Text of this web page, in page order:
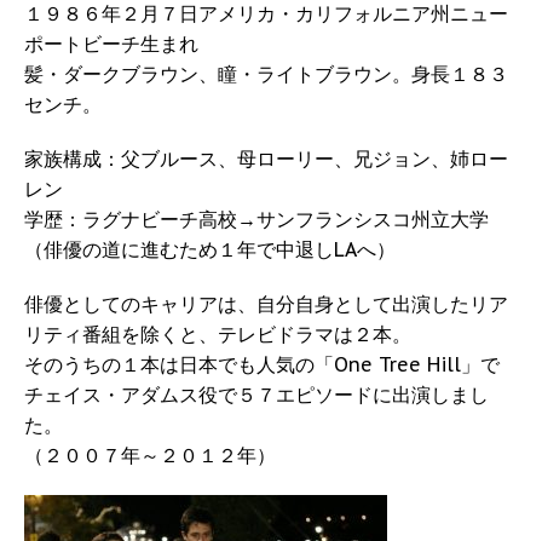
１９８６年２月７日アメリカ・カリフォルニア州ニュー
ポートビーチ生まれ
髪・ダークブラウン、瞳・ライトブラウン。身長１８３
センチ。
家族構成：父ブルース、母ローリー、兄ジョン、姉ロー
レン
学歴：ラグナビーチ高校→サンフランシスコ州立大学
（俳優の道に進むため１年で中退しLAへ）
俳優としてのキャリアは、自分自身として出演したリア
リティ番組を除くと、テレビドラマは２本。
そのうちの１本は日本でも人気の「One Tree Hill」で
チェイス・アダムス役で５７エピソードに出演しまし
た。
（２００７年～２０１２年）